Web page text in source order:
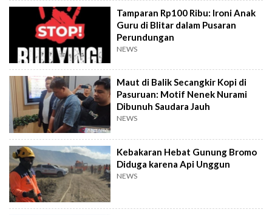
Tamparan Rp100 Ribu: Ironi Anak
Guru di Blitar dalam Pusaran
Perundungan
NEWS
Maut di Balik Secangkir Kopi di
Pasuruan: Motif Nenek Nurami
Dibunuh Saudara Jauh
NEWS
Kebakaran Hebat Gunung Bromo
Diduga karena Api Unggun
NEWS